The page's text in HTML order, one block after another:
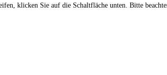
klicken Sie auf die Schaltfläche unten. Bitte